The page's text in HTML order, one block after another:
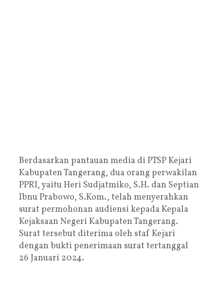
Berdasarkan pantauan media di PTSP Kejari
Kabupaten Tangerang, dua orang perwakilan
PPRI, yaitu Heri Sudjatmiko, S.H. dan Septian
Ibnu Prabowo, S.Kom., telah menyerahkan
surat permohonan audiensi kepada Kepala
Kejaksaan Negeri Kabupaten Tangerang.
Surat tersebut diterima oleh staf Kejari
dengan bukti penerimaan surat tertanggal
26 Januari 2024.